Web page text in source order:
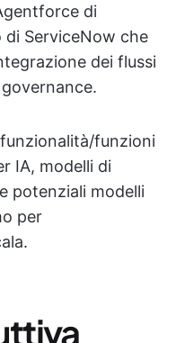
di
di ServiceNow che
dei flussi
funzioni
IA, modelli di
potenziali modelli
per